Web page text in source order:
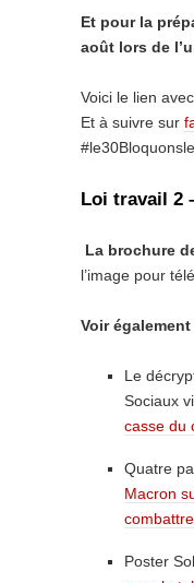
Et pour la
août lors de
Voici le lien avec
Et à suivre sur
Loi travail 2
La brochure
l’image pour
Voir également
Le
Sociaux
casse du
Quatre
Macron
Poster